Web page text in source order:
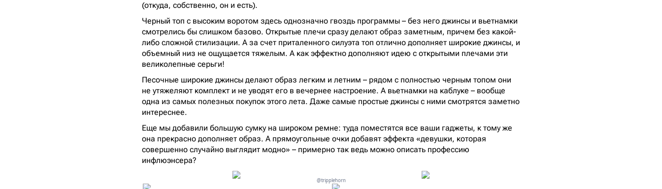
(откуда, собственно, он и есть).
Черный топ с высоким воротом здесь однозначно гвоздь программы – без него джинсы и вьетнамки
смотрелись бы слишком базово. Открытые плечи сразу делают образ заметным, причем без какой-
либо сложной стилизации. А за счет приталенного силуэта топ отлично дополняет широкие джинсы, и
объемный низ не ощущается тяжелым. А как эффектно дополняют идею с открытыми плечами эти
великолепные серьги!
Песочные широкие джинсы делают образ легким и летним – рядом с полностью черным топом они
не утяжеляют комплект и не уводят его в вечернее настроение. А вьетнамки на каблуке – вообще
одна из самых полезных покупок этого лета. Даже самые простые джинсы с ними смотрятся заметно
интереснее.
Еще мы добавили большую сумку на широком ремне: туда поместятся все ваши гаджеты, к тому же
она прекрасно дополняет образ. А прямоугольные очки добавят эффекта «девушки, которая
совершенно случайно выглядит модно» – примерно так ведь можно описать профессию
инфлюэнсера?
@tripplehorn